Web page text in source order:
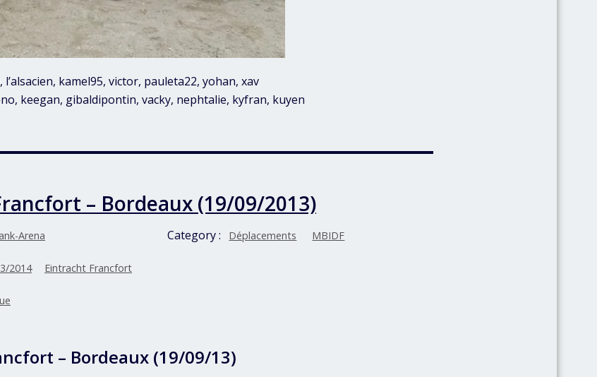
kamel95, victor, pauleta22, yohan, xav
keegan, gibaldipontin, vacky, nephtalie, kyfran, kuyen
– Bordeaux (19/09/2013)
Arena
2014 Eintracht Francfort
Category : Déplacements MBIDF
– Bordeaux (19/09/13)